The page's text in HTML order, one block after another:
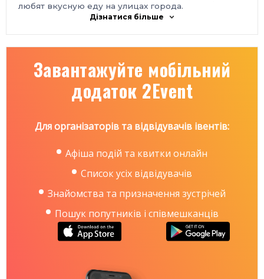
любят вкусную еду на улицах города.
Дізнатися більше
Завантажуйте мобільний
додаток 2Event
Для організаторів та відвідувачів івентів:
Афіша подій та квитки онлайн
Список усіх відвідувачів
Знайомства та призначення зустрічей
Пошук попутників і співмешканців